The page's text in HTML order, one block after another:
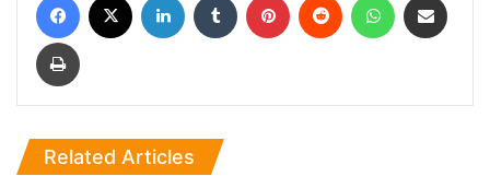
Print
Related Articles